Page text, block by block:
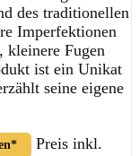
des traditionellen
Imperfektionen
kleinere Fugen
ist ein Unikat
seine eigene
Preis inkl.